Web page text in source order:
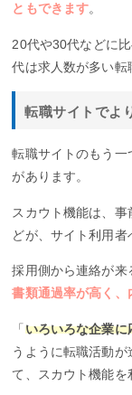
ともできます。
20代や30代などに
代は求人数が多い転
転職サイトでよ
転職サイトのもう一
があります。
スカウト機能は、
どが、サイト利用者
採用側から連絡が来
書類通過率が高く、
「 いろいろな企業
うように転職活動
て、スカウト機能を